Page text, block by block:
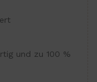
und zu 100 %